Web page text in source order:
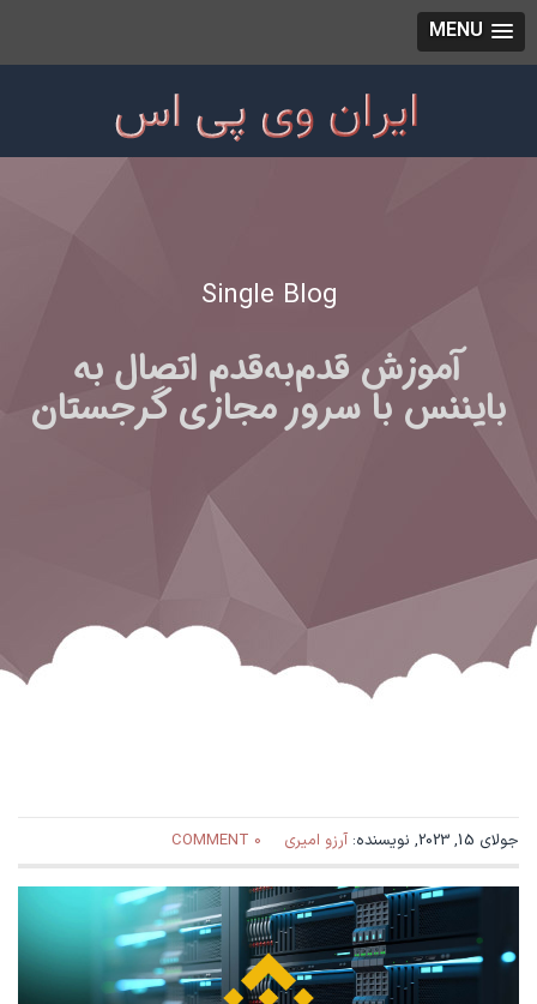
MENU
Single Blog
آموزش قدم‌به‌قدم اتصال به
بایننس با سرور مجازی گرجستان
جولای 15, 2023, نویسنده: آرزو امیری 0 COMMENT